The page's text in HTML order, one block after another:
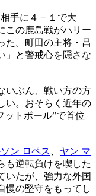
手に４－１で大
この鹿島戦がハリー
た。町田の主将・昌
」と警戒心を隠さな
いぶん、戦い方の方
い。おそらく近年の
ットボール”で首位
ン ロペス
ヤン マ
も逆転負けを喫した
いたが、強力な外国
慢の堅守をもってし